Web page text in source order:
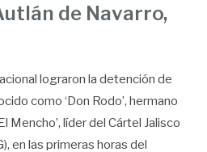
de Navarro,
lograron la detención de
como ‘Don Rodo’, hermano
Mencho’, líder del Cártel Jalisco
en las primeras horas del